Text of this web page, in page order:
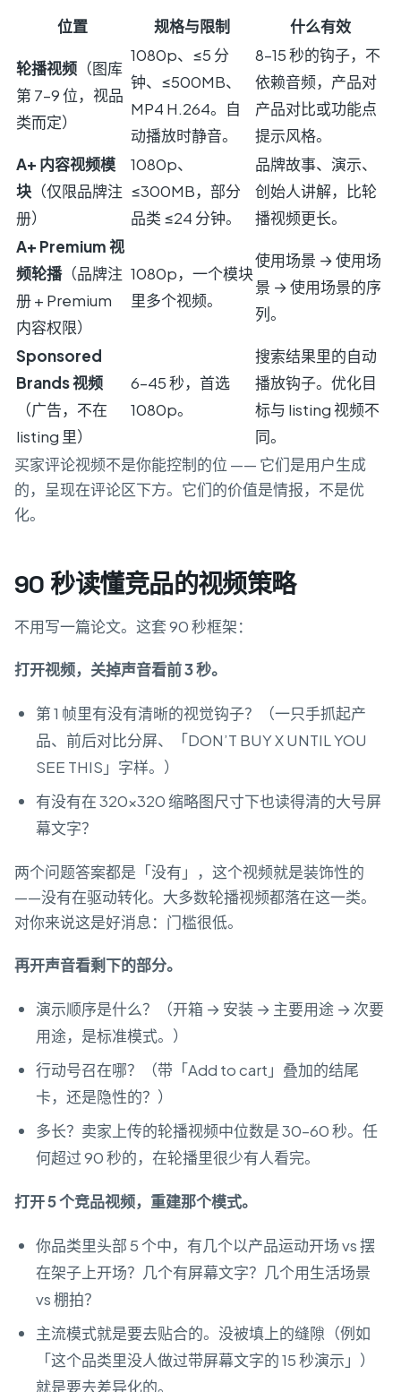
位置 规格与限制 什么有效
轮播视频 （图库
第 7–9 位，视品
类而定）
1080p、≤5 分
钟、≤500MB、
MP4 H.264。自
动播放时静音。
8–15 秒的钩子，不
依赖音频，产品对
产品对比或功能点
提示风格。
A+ 内容视频模
块 （仅限品牌注
册）
1080p、
≤300MB，部分
品类 ≤24 分钟。
品牌故事、演示、
创始人讲解，比轮
播视频更长。
A+ Premium 视
频轮播（品牌注
册 + Premium
内容权限）
1080p，一个模块
里多个视频。
使用场景 → 使用场
景 → 使用场景的序
列。
Sponsored
Brands 视频
（广告，不在
listing 里）
6–45 秒，首选
1080p。
搜索结果里的自动
播放钩子。优化目
标与 listing 视频不
同。
买家评论视频不是你能控制的位 —— 它们是用户生成
的，呈现在评论区下方。它们的价值是情报，不是优
化。
90 秒读懂竞品的视频策略
不用写一篇论文。这套 90 秒框架：
打开视频，关掉声音看前 3 秒。
第 1 帧里有没有清晰的视觉钩子？（一只手抓起产
品、前后对比分屏、「DON’T BUY X UNTIL YOU
SEE THIS」字样。）
有没有在 320×320 缩略图尺寸下也读得清的大号屏
幕文字？
两个问题答案都是「没有」，这个视频就是装饰性的
——没有在驱动转化。大多数轮播视频都落在这一类。
对你来说这是好消息：门槛很低。
再开声音看剩下的部分。
演示顺序是什么？（开箱 → 安装 → 主要用途 → 次要
用途，是标准模式。）
行动号召在哪？（带「Add to cart」叠加的结尾
卡，还是隐性的？）
多长？卖家上传的轮播视频中位数是 30–60 秒。任
何超过 90 秒的，在轮播里很少有人看完。
打开 5 个竞品视频，重建那个模式。
你品类里头部 5 个中，有几个以产品运动开场 vs 摆
在架子上开场？几个有屏幕文字？几个用生活场景
vs 棚拍？
主流模式就是要去贴合的。没被填上的缝隙（例如
「这个品类里没人做过带屏幕文字的 15 秒演示」）
就是要去差异化的。